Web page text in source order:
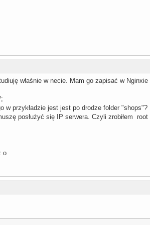
właśnie w necie. Mam go zapisać w Nginxie
w przykładzie jest jest po drodze folder "shops"?
posłużyć się IP serwera. Czyli zrobiłem root
o